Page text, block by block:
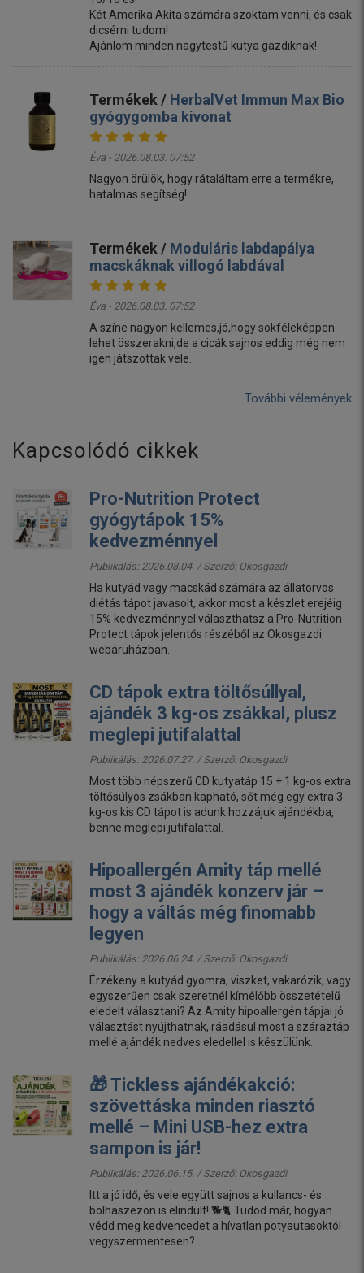
Két Amerika Akita számára szoktam venni, és csak
dicsérni tudom!
Ajánlom minden nagytestű kutya gazdiknak!
Termékek / HerbalVet Immun Max Bio
gyógygomba kivonat
Éva - 2026.08.03. 07:52
Nagyon örülök, hogy rátaláltam erre a termékre,
hatalmas segítség!
Termékek / Moduláris labdapálya
macskáknak villogó labdával
Éva - 2026.08.03. 07:52
A színe nagyon kellemes,jó,hogy sokféleképpen
lehet összerakni,de a cicák sajnos eddig még nem
igen játszottak vele.
További vélemények
Kapcsolódó cikkek
Pro-Nutrition Protect
gyógytápok 15%
kedvezménnyel
Publikálás: 2026.08.04. / Szerző: Okosgazdi
Ha kutyád vagy macskád számára az állatorvos
diétás tápot javasolt, akkor most a készlet erejéig
15% kedvezménnyel választhatsz a Pro-Nutrition
Protect tápok jelentős részéből az Okosgazdi
webáruházban.
CD tápok extra töltősúllyal,
ajándék 3 kg-os zsákkal, plusz
meglepi jutifalattal
Publikálás: 2026.07.27. / Szerző: Okosgazdi
Most több népszerű CD kutyatáp 15 + 1 kg-os extra
töltősúlyos zsákban kapható, sőt még egy extra 3
kg-os kis CD tápot is adunk hozzájuk ajándékba,
benne meglepi jutifalattal.
Hipoallergén Amity táp mellé
most 3 ajándék konzerv jár –
hogy a váltás még finomabb
legyen
Publikálás: 2026.06.24. / Szerző: Okosgazdi
Érzékeny a kutyád gyomra, viszket, vakarózik, vagy
egyszerűen csak szeretnél kímélőbb összetételű
eledelt választani? Az Amity hipoallergén tápjai jó
választást nyújthatnak, ráadásul most a száraztáp
mellé ajándék nedves eledellel is készülünk.
🎁 Tickless ajándékakció:
szövettáska minden riasztó
mellé – Mini USB-hez extra
sampon is jár!
Publikálás: 2026.06.15. / Szerző: Okosgazdi
Itt a jó idő, és vele együtt sajnos a kullancs- és
bolhaszezon is elindult! 🐕🐈 Tudod már, hogyan
védd meg kedvencedet a hívatlan potyautasoktól
vegyszermentesen?